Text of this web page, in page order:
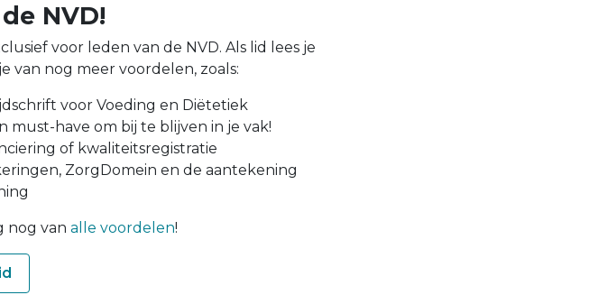
NVD!
voor leden van de NVD. Als lid lees je
van nog meer voordelen, zoals:
voor Voeding en Diëtetiek
must-have om bij te blijven in je vak!
of kwaliteitsregistratie
ZorgDomein en de aantekening
nog van alle voordelen!